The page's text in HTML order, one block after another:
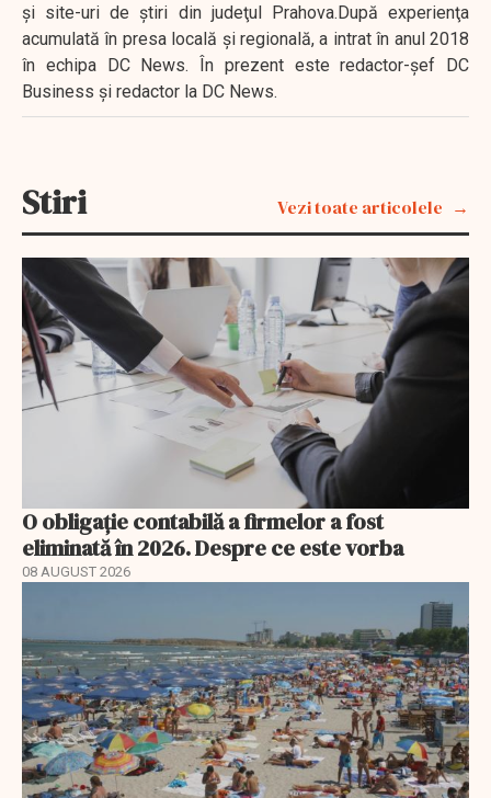
şi site-uri de ştiri din judeţul Prahova.După experienţa
acumulată în presa locală şi regională, a intrat în anul 2018
în echipa DC News. În prezent este redactor-şef DC
Business şi redactor la DC News.
Stiri Vezi toate articolele
O obligație contabilă a firmelor a fost
eliminată în 2026. Despre ce este vorba
08 AUGUST 2026